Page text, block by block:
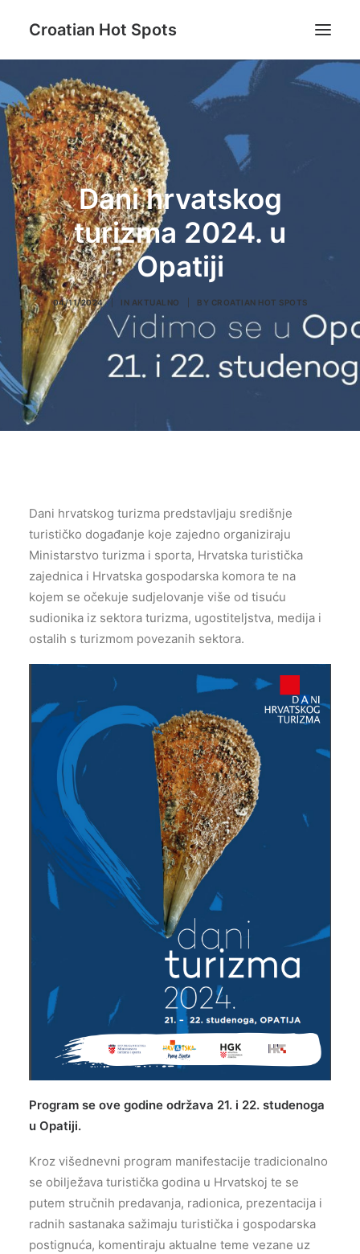
Croatian Hot Spots
Aktivni odmor
Gastro
Destinacije
Lifestyle
Magazin
Blog
O nama
Search
Dani hrvatskog
turizma 2024. u
Opatiji
04/11/2024 IN AKTUALNO BY CROATIAN HOT SPOTS
Dani hrvatskog turizma predstavljaju središnje
turističko događanje koje zajedno organiziraju
Ministarstvo turizma i sporta, Hrvatska turistička
zajednica i Hrvatska gospodarska komora te na
kojem se očekuje sudjelovanje više od tisuću
sudionika iz sektora turizma, ugostiteljstva, medija i
ostalih s turizmom povezanih sektora.
Program se ove godine održava 21. i 22. studenoga
u Opatiji.
Kroz višednevni program manifestacije tradicionalno
se obilježava turistička godina u Hrvatskoj te se
putem stručnih predavanja, radionica, prezentacija i
radnih sastanaka sažimaju turistička i gospodarska
postignuća, komentiraju aktualne teme vezane uz